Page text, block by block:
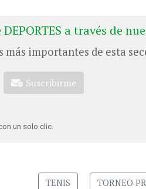
a través de
importantes de esta
Suscribirme
un solo clic.
TENIS TORNEO